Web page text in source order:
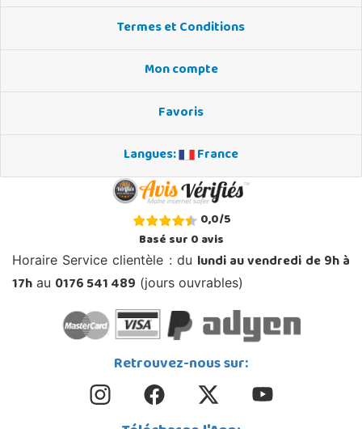
Termes et Conditions
Mon compte
Favoris
Langues:
France
0,0/5
Basé sur0avis
Horaire Service clientèle : du lundi au vendredi de 9h à
17h au 0176 541 489 (jours ouvrables)
Retrouvez-nous sur: